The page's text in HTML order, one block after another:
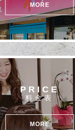
MORE
PRICE
料金表
MORE